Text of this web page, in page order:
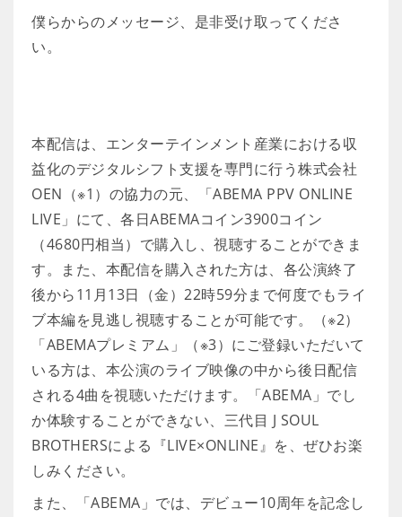
僕らからのメッセージ、是非受け取ってくださ
い。
本配信は、エンターテインメント産業における収
益化のデジタルシフト支援を専門に行う株式会社
OEN（※1）の協力の元、「ABEMA PPV ONLINE
LIVE」にて、各日ABEMAコイン3900コイン
（4680円相当）で購入し、視聴することができま
す。また、本配信を購入された方は、各公演終了
後から11月13日（金）22時59分まで何度でもライ
ブ本編を見逃し視聴することが可能です。（※2）
「ABEMAプレミアム」（※3）にご登録いただいて
いる方は、本公演のライブ映像の中から後日配信
される4曲を視聴いただけます。「ABEMA」でし
か体験することができない、三代目 J SOUL
BROTHERSによる『LIVE×ONLINE』を、ぜひお楽
しみください。
また、「ABEMA」では、デビュー10周年を記念し